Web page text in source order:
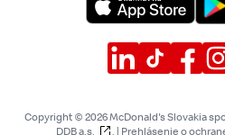
Copyright © 2026 McDonald's Slovakia
DDB a.s.
. | Prehlásenie o